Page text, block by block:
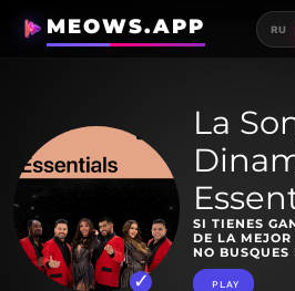
MEOWS.APP RU
La
SI TIENES
DE LA
NO BUSQUES
PLAY